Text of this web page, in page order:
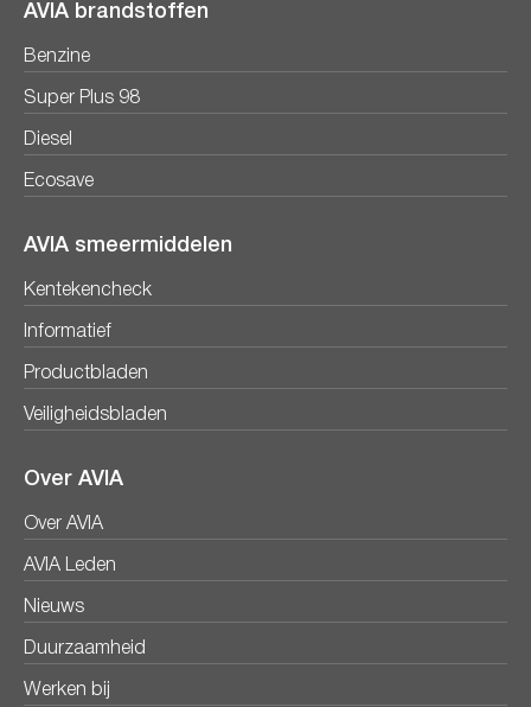
AVIA brandstoffen
Benzine
Super Plus 98
Diesel
Ecosave
AVIA smeermiddelen
Kentekencheck
Informatief
Productbladen
Veiligheidsbladen
Over AVIA
Over AVIA
AVIA Leden
Nieuws
Duurzaamheid
Werken bij